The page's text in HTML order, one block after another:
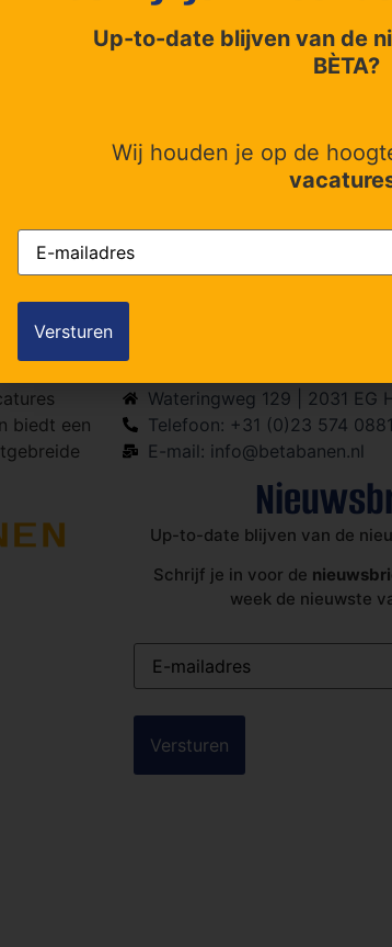
Facebook
biedt een
Wateringweg 129 | 2031 EG
Telefoon: +31 (0)23 574 0881
E-mail: info@betabanen.nl
Up-to-date blijven van de
Schrijf je in voor de
week de nieuwste
E-
mailadres(Vereist)
Up-to-date blijven van de
BÈTA?
Wij houden je op de
E-
mailadres(Vereist)